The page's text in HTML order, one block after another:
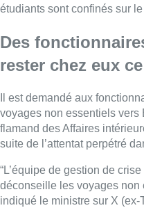
étudiants sont confinés sur
Des
rester chez eux
Il est demandé aux
voyages non essentiels
flamand des Affaires
suite de l’attentat perpétré
“L’équipe de gestion de
déconseille les voyages non
indiqué le ministre sur X (ex-